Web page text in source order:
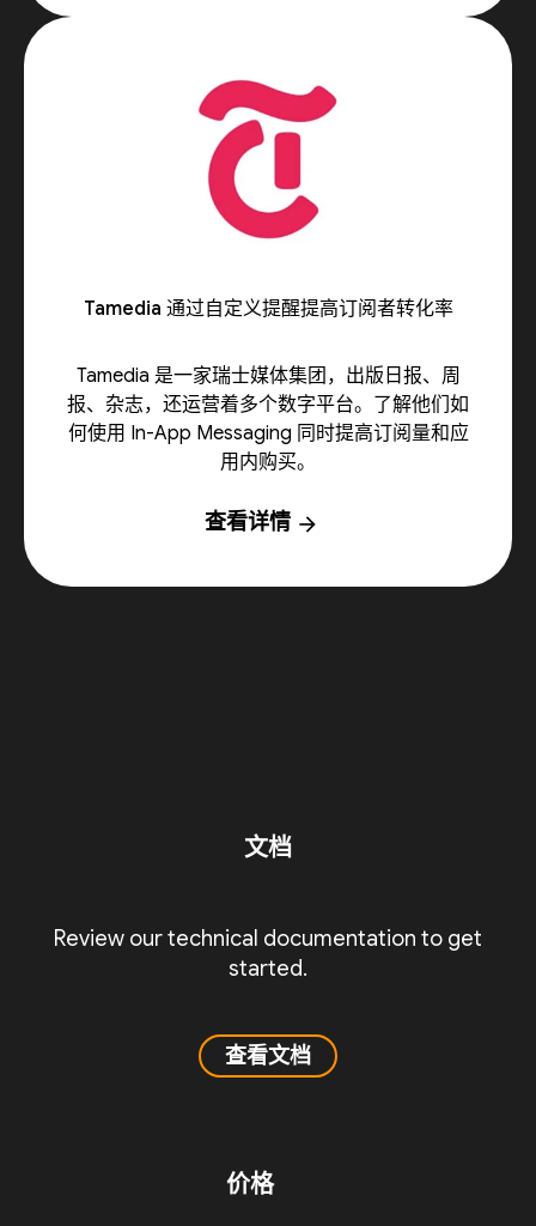
Tamedia 通过自定义提醒提高订阅者转化率
Tamedia 是一家瑞士媒体集团，出版日报、周
报、杂志，还运营着多个数字平台。了解他们如
何使用 In-App Messaging 同时提高订阅量和应
用内购买。
查看详情 arrow_forward
文档
Review our technical documentation to get
started.
查看文档
价格